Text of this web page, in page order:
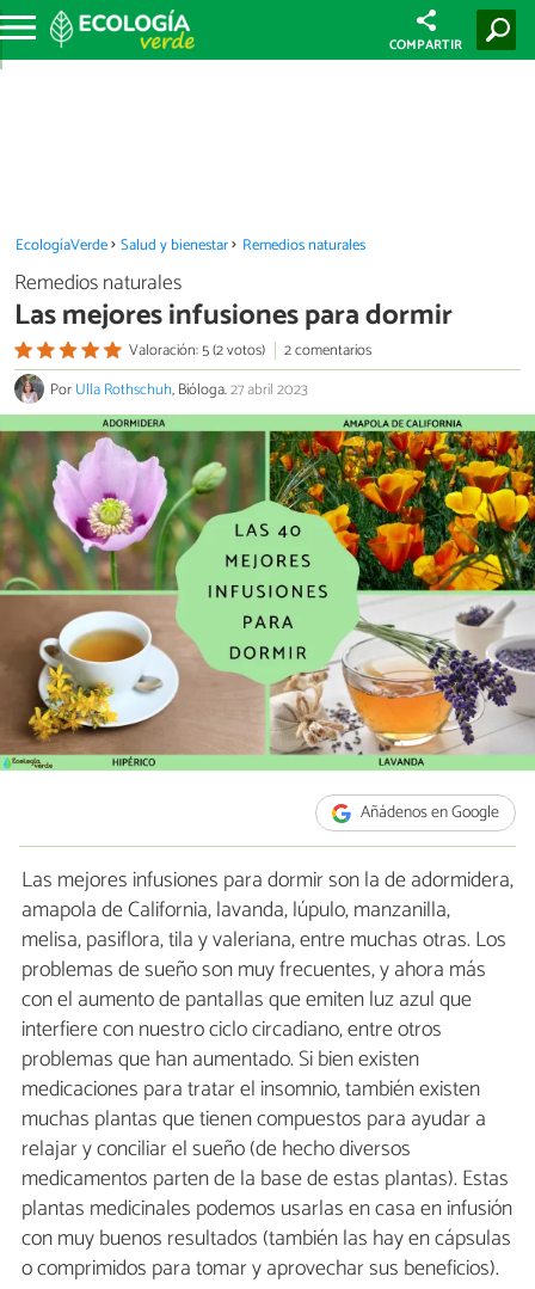
COMPARTIR
EcologíaVerde Salud y bienestar Remedios naturales
Remedios naturales
Las mejores infusiones para dormir
Valoración: 5 (2 votos)
2 comentarios
PorUlla Rothschuh, Bióloga.27 abril 2023
Añádenos en Google
Las mejores infusiones para dormir son la de adormidera,
amapola de California, lavanda, lúpulo, manzanilla,
melisa, pasiflora, tila y valeriana, entre muchas otras. Los
problemas de sueño son muy frecuentes, y ahora más
con el aumento de pantallas que emiten luz azul que
interfiere con nuestro ciclo circadiano, entre otros
problemas que han aumentado. Si bien existen
medicaciones para tratar el insomnio, también existen
muchas plantas que tienen compuestos para ayudar a
relajar y conciliar el sueño (de hecho diversos
medicamentos parten de la base de estas plantas). Estas
plantas medicinales podemos usarlas en casa en infusión
con muy buenos resultados (también las hay en cápsulas
o comprimidos para tomar y aprovechar sus beneficios).